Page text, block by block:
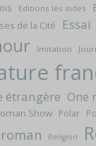
Editions les indés
de la Cité Essai
Imitation
étrangère One
Show Polar
Religion